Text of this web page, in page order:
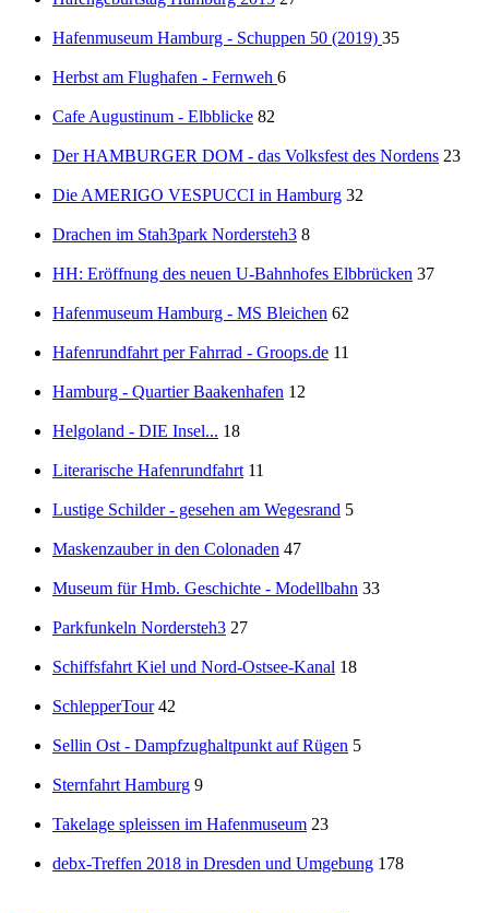
Hafenmuseum Hamburg - Schuppen 50 (2019) 35
Herbst am Flughafen - Fernweh 6
Cafe Augustinum - Elbblicke 82
Der HAMBURGER DOM - das Volksfest des Nordens 23
Die AMERIGO VESPUCCI in Hamburg 32
Drachen im Stah3park Nordersteh3 8
HH: Eröffnung des neuen U-Bahnhofes Elbbrücken 37
Hafenmuseum Hamburg - MS Bleichen 62
Hafenrundfahrt per Fahrrad - Groops.de 11
Hamburg - Quartier Baakenhafen 12
Helgoland - DIE Insel... 18
Literarische Hafenrundfahrt 11
Lustige Schilder - gesehen am Wegesrand 5
Maskenzauber in den Colonaden 47
Museum für Hmb. Geschichte - Modellbahn 33
Parkfunkeln Nordersteh3 27
Schiffsfahrt Kiel und Nord-Ostsee-Kanal 18
SchlepperTour 42
Sellin Ost - Dampfzughaltpunkt auf Rügen 5
Sternfahrt Hamburg 9
Takelage spleissen im Hafenmuseum 23
debx-Treffen 2018 in Dresden und Umgebung 178